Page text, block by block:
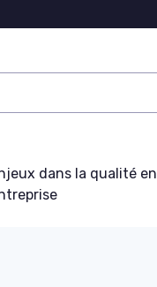
dans la qualité en